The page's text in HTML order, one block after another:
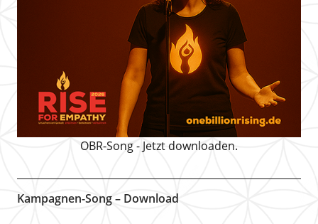
OBR-Song - Jetzt downloaden.
Kampagnen-Song – Download